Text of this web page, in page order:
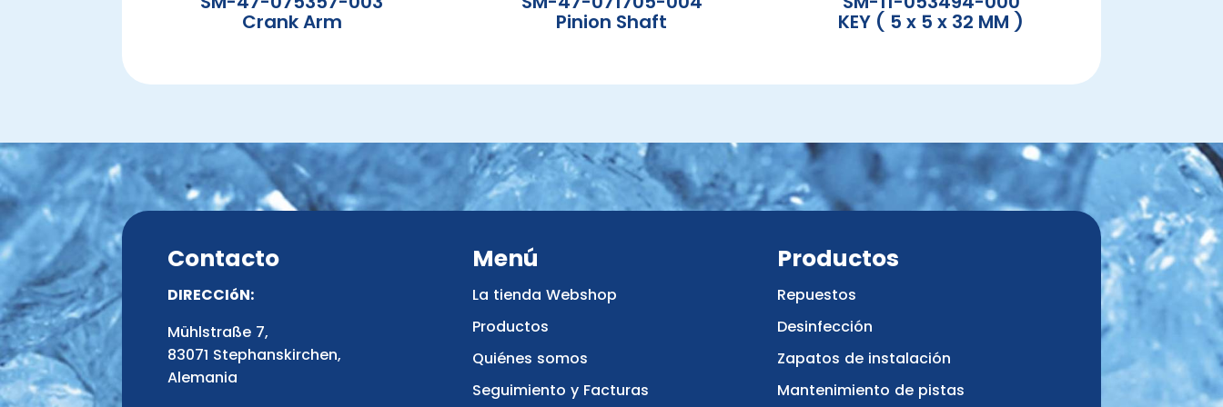
Crank Arm Pinion Shaft KEY ( 5 x 5 x 32 MM )
Contacto
DIRECCIóN:
Mühlstraße 7,
83071 Stephanskirchen,
Alemania
Menú
La tienda Webshop
Productos
Quiénes somos
Seguimiento y Facturas
Productos
Repuestos
Desinfección
Zapatos de instalación
Mantenimiento de pistas